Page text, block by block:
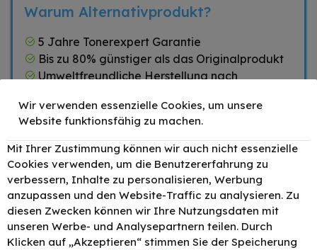
Warum Alternativprodukt?
5 Jahre Tonerexpert Garantie
Bis zu 80% günstiger als das Originalprodukt
Umweltfreundliche Herstellung nach
Hohe Druckqualität nach ISO9001
Zubehör
TONEX alternativ für
Brother DR-2400BK
Bildtrommel (Drum-
Unit) Schwarz bis zu
12000 Seiten
49,90 € – +
Wir verwenden essenzielle Cookies, um unsere
Website funktionsfähig zu machen.
Mit Ihrer Zustimmung können wir auch nicht essenzielle
Cookies verwenden, um die Benutzererfahrung zu
verbessern, Inhalte zu personalisieren, Werbung
anzupassen und den Website-Traffic zu analysieren. Zu
diesen Zwecken können wir Ihre Nutzungsdaten mit
unseren Werbe- und Analysepartnern teilen. Durch
Klicken auf „Akzeptieren“ stimmen Sie der Speicherung